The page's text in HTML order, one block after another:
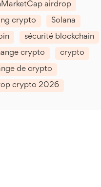
airdrop
crypto Solana
sécurité blockchain
crypto crypto
de crypto
crypto 2026